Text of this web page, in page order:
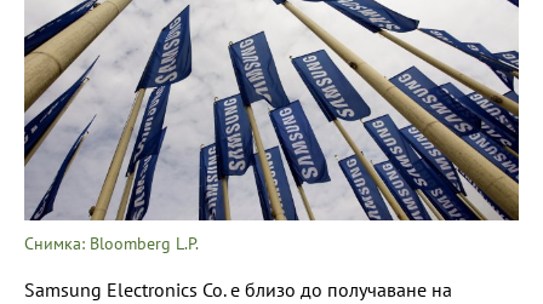
Снимка: Bloomberg L.P.
Samsung Electronics Co. е близо до получаване на